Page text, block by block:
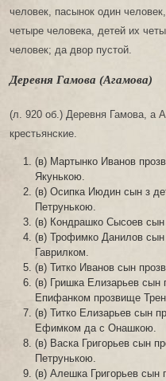
человек, пасынок один
четыре человека, детей их
человек; да двор пустой.
Деревня Гамова (Агамова)
(л. 920 об.) Деревня Гамова, а
крестьянские.
(в) Мартынко Иванов
Якунькою.
(в) Осипка Июдин сын з
Петрунькою.
(в) Кондрашко Сысоев сын
(в) Трофимко Данилов
Гаврилком.
(в) Титко Иванов сын
(в) Гришка Елизарьев
Епифанком прозвище
(в) Титко Елизарьев сын
Ефимком да с Онашкою.
(в) Васка Григорьев сын
Петрунькою.
(в) Алешка Григорьев